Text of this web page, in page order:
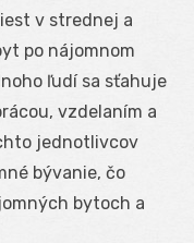
v strednej a
po nájomnom
ľudí sa sťahuje
vzdelaním a
jednotlivcov
bývanie, čo
bytoch a